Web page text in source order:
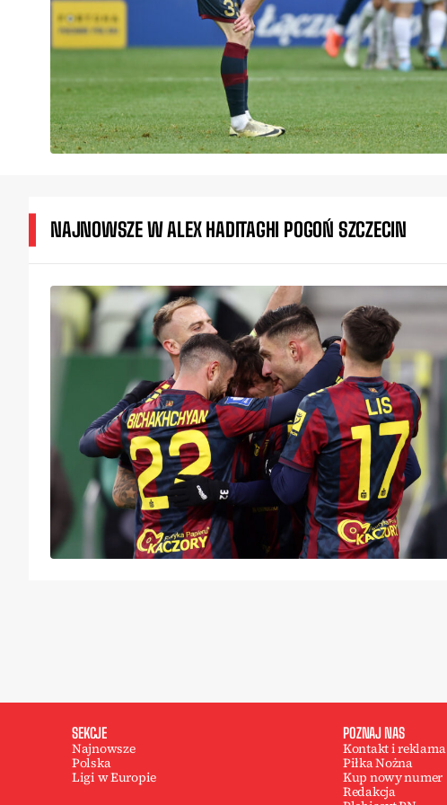
NAJNOWSZE W ALEX HADITAGHI POGOŃ SZCZECIN
SEKCJE
Najnowsze
Polska
Ligi w Europie
POZNAJ NAS
Kontakt i reklama
Piłka Nożna
Kup nowy numer
Redakcja